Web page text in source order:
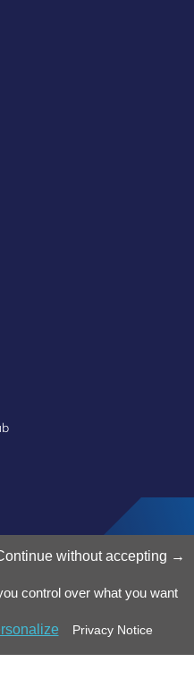
without accepting
control over what you want
Privacy Notice